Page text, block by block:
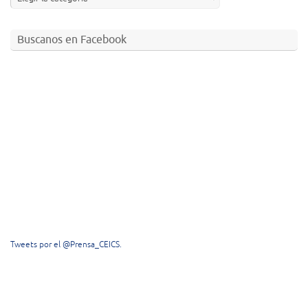
Buscanos en Facebook
Tweets por el @Prensa_CEICS.